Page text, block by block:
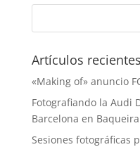
Artículos recientes
«Making of» anuncio
Fotografiando la Audi
Barcelona en Baqueira
Sesiones fotográficas